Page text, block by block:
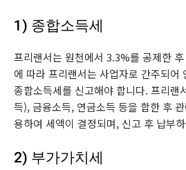
1) 종합소득세
프리랜서는 원천에서 3.3%를 공제한
에 따라 프리랜서는 사업자로 간주되어
종합소득세를 신고해야 합니다. 프리랜
득), 금융소득, 연금소득 등을 합한 후
용하여 세액이 결정되며, 신고 후 납부
2) 부가가치세